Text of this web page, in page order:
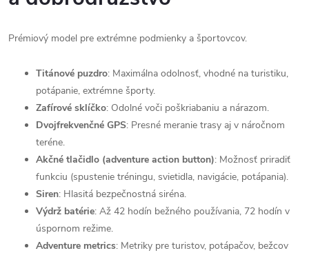
Prémiový model pre extrémne podmienky a športovcov.
Titánové puzdro: Maximálna odolnosť, vhodné na turistiku,
potápanie, extrémne športy.
Zafírové sklíčko: Odolné voči poškriabaniu a nárazom.
Dvojfrekvenčné GPS: Presné meranie trasy aj v náročnom
teréne.
Akčné tlačidlo (adventure action button): Možnosť priradiť
funkciu (spustenie tréningu, svietidla, navigácie, potápania).
Siren: Hlasitá bezpečnostná siréna.
Výdrž batérie: Až 42 hodín bežného používania, 72 hodín v
úspornom režime.
Adventure metrics: Metriky pre turistov, potápačov, bežcov